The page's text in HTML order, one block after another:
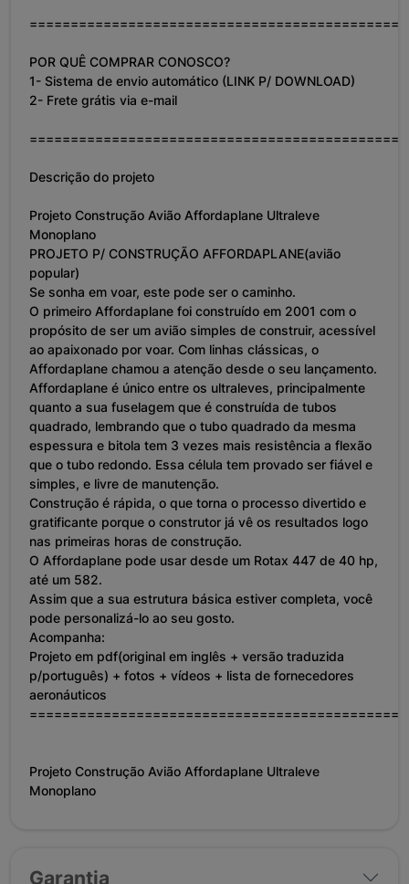
POR QUÊ COMPRAR CONOSCO?
1- Sistema de envio automático (LINK P/ DOWNLOAD)
2- Frete grátis via e-mail
Descrição do projeto
Projeto Construção Avião Affordaplane Ultraleve
Monoplano
PROJETO P/ CONSTRUÇÃO AFFORDAPLANE(avião
popular)
Se sonha em voar, este pode ser o caminho.
O primeiro Affordaplane foi construído em 2001 com o
propósito de ser um avião simples de construir, acessível
ao apaixonado por voar. Com linhas clássicas, o
Affordaplane chamou a atenção desde o seu lançamento.
Affordaplane é único entre os ultraleves, principalmente
quanto a sua fuselagem que é construída de tubos
quadrado, lembrando que o tubo quadrado da mesma
espessura e bitola tem 3 vezes mais resistência a flexão
que o tubo redondo. Essa célula tem provado ser fiável e
simples, e livre de manutenção.
Construção é rápida, o que torna o processo divertido e
gratificante porque o construtor já vê os resultados logo
nas primeiras horas de construção.
O Affordaplane pode usar desde um Rotax 447 de 40 hp,
até um 582.
Assim que a sua estrutura básica estiver completa, você
pode personalizá-lo ao seu gosto.
Acompanha:
Projeto em pdf(original em inglês + versão traduzida
p/português) + fotos + vídeos + lista de fornecedores
aeronáuticos
Projeto Construção Avião Affordaplane Ultraleve
Monoplano
Garantia